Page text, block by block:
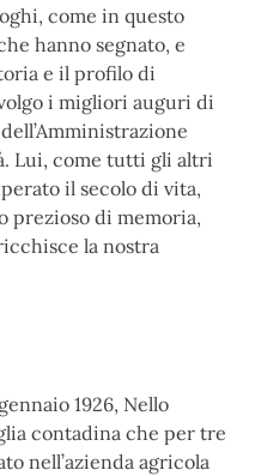
come in questo
hanno segnato, e
e il profilo di
i migliori auguri di
Lui, come tutti gli altri
il secolo di vita,
prezioso di memoria,
la nostra
1926, Nello
contadina che per tre
nell’azienda agricola